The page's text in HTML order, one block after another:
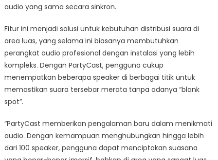
audio yang sama secara sinkron.
Fitur ini menjadi solusi untuk kebutuhan distribusi suara di
area luas, yang selama ini biasanya membutuhkan
perangkat audio profesional dengan instalasi yang lebih
kompleks. Dengan PartyCast, pengguna cukup
menempatkan beberapa speaker di berbagai titik untuk
memastikan suara tersebar merata tanpa adanya “blank
spot”.
“PartyCast memberikan pengalaman baru dalam menikmati
audio. Dengan kemampuan menghubungkan hingga lebih
dari 100 speaker, pengguna dapat menciptakan suasana